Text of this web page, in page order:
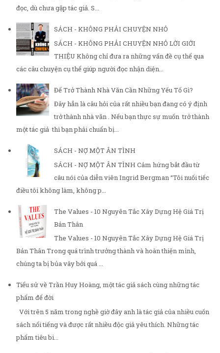
đọc, dù chưa gặp tác giả. S...
SÁCH - KHÔNG PHẢI CHUYỆN NHỎ
SÁCH - KHÔNG PHẢI CHUYỆN NHỎ LỜI GIỚI
THIỆU Không chỉ đưa ra những vấn đề cụ thể qua
các câu chuyện cụ thể giúp người đọc nhận diện...
Để Trở Thành Nhà Văn Cần Những Yếu Tố Gì?
Đây hẳn là câu hỏi của rất nhiều bạn đang có ý định
trở thành nhà văn . Nếu bạn thực sự muốn trở thành
một tác giả thì bạn phải chuẩn bị...
SÁCH - NỢ MỘT ÂN TÌNH
SÁCH - NỢ MỘT ÂN TÌNH Cảm hứng bắt đầu từ
câu nói của diễn viên Ingrid Bergman “Tôi nuối tiếc
điều tôi không làm, không p...
The Values - 10 Nguyên Tắc Xây Dựng Hệ Giá Trị
Bản Thân
The Values - 10 Nguyên Tắc Xây Dựng Hệ Giá Trị
Bản Thân Trong quá trình trưởng thành và hoàn thiện mình,
chúng ta bị bủa vây bởi quá ...
Tiểu sử về Trần Huy Hoàng, một tác giả sách cùng những tác
phẩm để đời
Với trên 5 năm trong nghề giờ đây anh là tác giả của nhiều cuốn
sách nổi tiếng và được rất nhiều độc giả yêu thích. Những tác
phẩm tiêu bi...